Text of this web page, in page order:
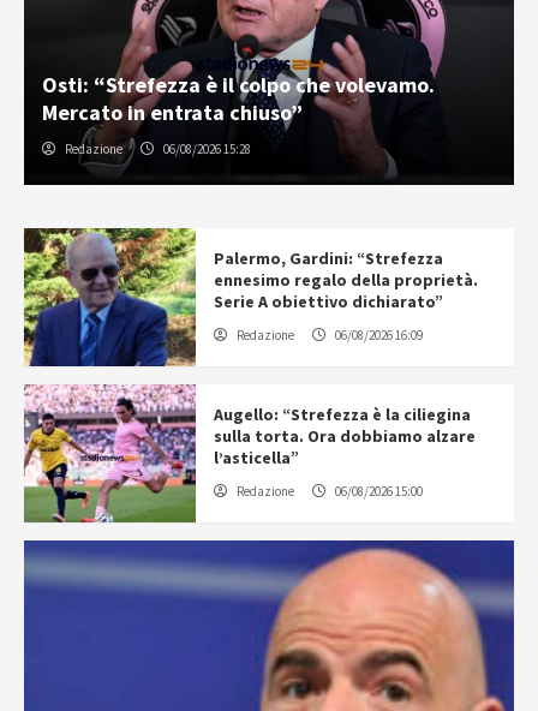
Osti: “Strefezza è il colpo che volevamo.
Mercato in entrata chiuso”
Redazione 06/08/2026 15:28
Palermo, Gardini: “Strefezza
ennesimo regalo della proprietà.
Serie A obiettivo dichiarato”
Redazione 06/08/2026 16:09
Augello: “Strefezza è la ciliegina
sulla torta. Ora dobbiamo alzare
l’asticella”
Redazione 06/08/2026 15:00